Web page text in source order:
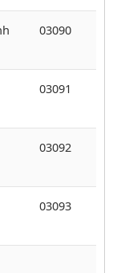
03090
03091
03092
03093